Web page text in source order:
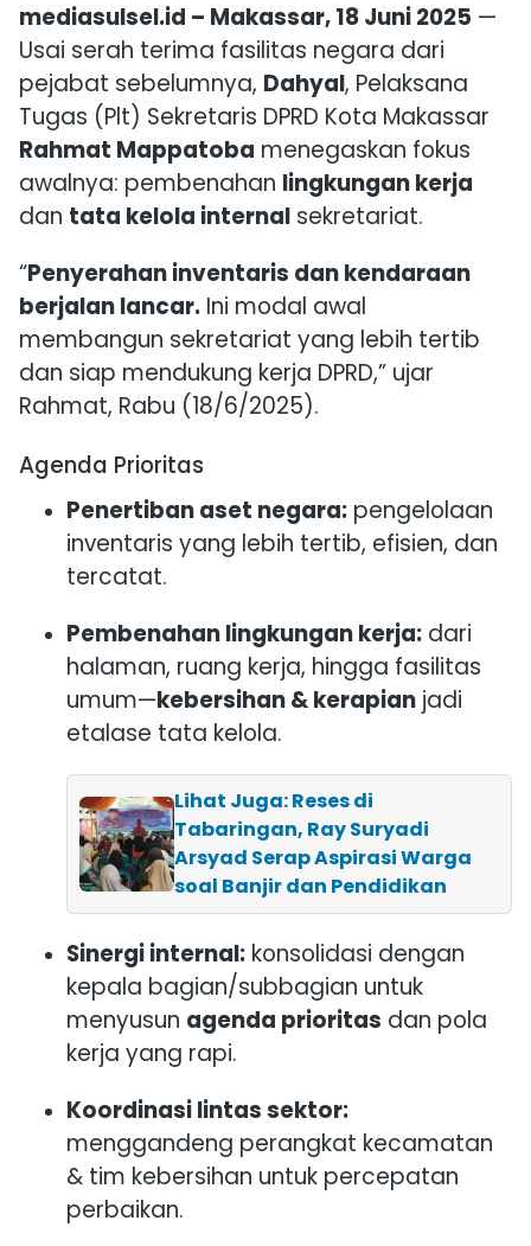
mediasulsel.id – Makassar, 18 Juni 2025 —
Usai serah terima fasilitas negara dari
pejabat sebelumnya, Dahyal, Pelaksana
Tugas (Plt) Sekretaris DPRD Kota Makassar
Rahmat Mappatoba menegaskan fokus
awalnya: pembenahan lingkungan kerja
dan tata kelola internal sekretariat.
“Penyerahan inventaris dan kendaraan
berjalan lancar. Ini modal awal
membangun sekretariat yang lebih tertib
dan siap mendukung kerja DPRD,” ujar
Rahmat, Rabu (18/6/2025).
Agenda Prioritas
Penertiban aset negara: pengelolaan
inventaris yang lebih tertib, efisien, dan
tercatat.
Pembenahan lingkungan kerja: dari
halaman, ruang kerja, hingga fasilitas
umum—kebersihan & kerapian jadi
etalase tata kelola.
Lihat Juga: Reses di
Tabaringan, Ray Suryadi
Arsyad Serap Aspirasi Warga
soal Banjir dan Pendidikan
Sinergi internal: konsolidasi dengan
kepala bagian/subbagian untuk
menyusun agenda prioritas dan pola
kerja yang rapi.
Koordinasi lintas sektor:
menggandeng perangkat kecamatan
& tim kebersihan untuk percepatan
perbaikan.